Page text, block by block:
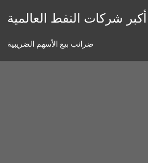
أكبر شركات النفط العالمية
ضرائب بيع الأسهم الضريبية